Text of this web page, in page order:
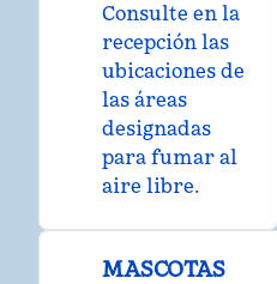
Consulte en la
recepción las
ubicaciones de
las áreas
designadas
para fumar al
aire libre.
MASCOTAS